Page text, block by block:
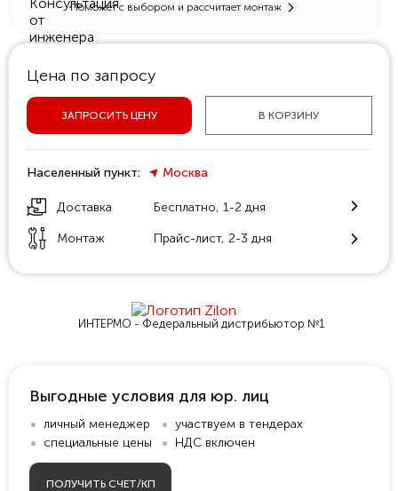
Поможет с выбором и рассчитает монтаж
Цена по запросу
ЗАПРОСИТЬ ЦЕНУ В КОРЗИНУ
Населенный пункт: Москва
Доставка Бесплатно, 1-2 дня
Монтаж Прайс-лист, 2-3 дня
ИНТЕРМО - Федеральный дистрибьютор №1
Выгодные условия для юр. лиц
личный менеджер
специальные цены
участвуем в тендерах
НДС включен
ПОЛУЧИТЬ СЧЕТ/КП